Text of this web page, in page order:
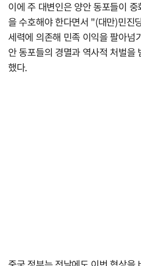
이에 주 대변인은 양안 동포들이
을 수호해야 한다면서 "(대만)민진
세력에 의존해 민족 이익을 팔아넘
안 동포들의 경멸과 역사적 처벌을
했다.